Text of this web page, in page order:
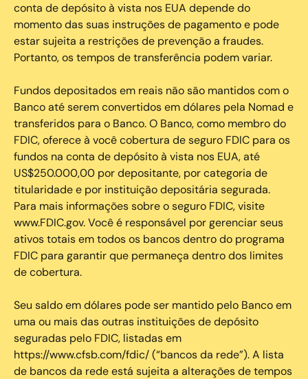
conta de depósito à vista nos EUA depende do
momento das suas instruções de pagamento e pode
estar sujeita a restrições de prevenção a fraudes.
Portanto, os tempos de transferência podem variar.
Fundos depositados em reais não são mantidos com o
Banco até serem convertidos em dólares pela Nomad e
transferidos para o Banco. O Banco, como membro do
FDIC, oferece à você cobertura de seguro FDIC para os
fundos na conta de depósito à vista nos EUA, até
US$250.000,00 por depositante, por categoria de
titularidade e por instituição depositária segurada.
Para mais informações sobre o seguro FDIC, visite
www.FDIC.gov. Você é responsável por gerenciar seus
ativos totais em todos os bancos dentro do programa
FDIC para garantir que permaneça dentro dos limites
de cobertura.
Seu saldo em dólares pode ser mantido pelo Banco em
uma ou mais das outras instituições de depósito
seguradas pelo FDIC, listadas em
https://www.cfsb.com/fdic/ (“bancos da rede”). A lista
de bancos da rede está sujeita a alterações de tempos